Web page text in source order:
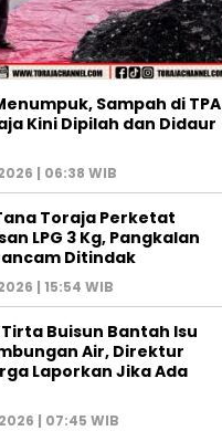
Sampah di TPA
Kini Dipilah dan Didaur
| 06:38 WIB
Toraja Perketat
LPG 3 Kg, Pangkalan
Ditindak
| 15:54 WIB
Buisun Bantah Isu
Air, Direktur
Laporkan Jika Ada
| 07:45 WIB